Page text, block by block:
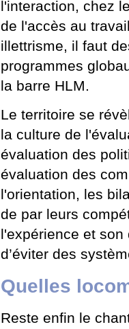
l'interaction, chez
de l'accès au
illettrisme, il faut
programmes
la barre HLM.
Le territoire se
la culture de
évaluation des
évaluation des
l'orientation, les
de par leurs
l'expérience et
d’éviter des
Quelles
Reste enfin le